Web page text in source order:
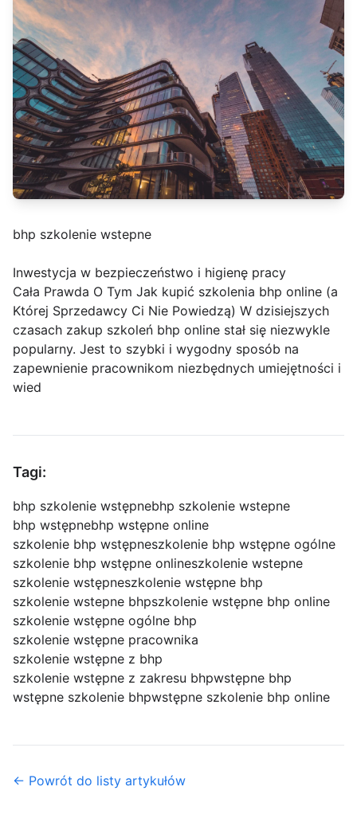
bhp szkolenie wstepne
Inwestycja w bezpieczeństwo i higienę pracy
Cała Prawda O Tym Jak kupić szkolenia bhp online (a
Której Sprzedawcy Ci Nie Powiedzą) W dzisiejszych
czasach zakup szkoleń bhp online stał się niezwykle
popularny. Jest to szybki i wygodny sposób na
zapewnienie pracownikom niezbędnych umiejętności i
wied
Tagi:
bhp szkolenie wstępnebhp szkolenie wstepne
bhp wstępnebhp wstępne online
szkolenie bhp wstępneszkolenie bhp wstępne ogólne
szkolenie bhp wstępne onlineszkolenie wstepne
szkolenie wstępneszkolenie wstępne bhp
szkolenie wstepne bhpszkolenie wstępne bhp online
szkolenie wstępne ogólne bhp
szkolenie wstępne pracownika
szkolenie wstępne z bhp
szkolenie wstępne z zakresu bhpwstępne bhp
wstępne szkolenie bhpwstępne szkolenie bhp online
← Powrót do listy artykułów